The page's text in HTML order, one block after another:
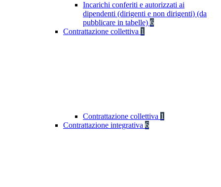
Incarichi conferiti e autorizzati ai
dipendenti (dirigenti e non dirigenti) (da
pubblicare in tabelle) 6
Contrattazione collettiva 1
Contrattazione collettiva 1
Contrattazione integrativa 6